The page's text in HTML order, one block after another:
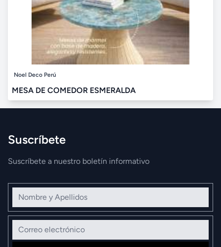
Noel Deco Perú
MESA DE COMEDOR ESMERALDA
Suscríbete
Suscríbete a nuestro boletín informativo
Nombre y Apellidos
Correo electrónico